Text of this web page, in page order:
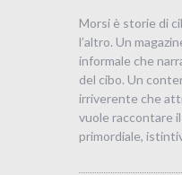
Morsi è storie di
l’altro. Un
informale che
del cibo. Un
irriverente che
vuole raccontare
primordiale,